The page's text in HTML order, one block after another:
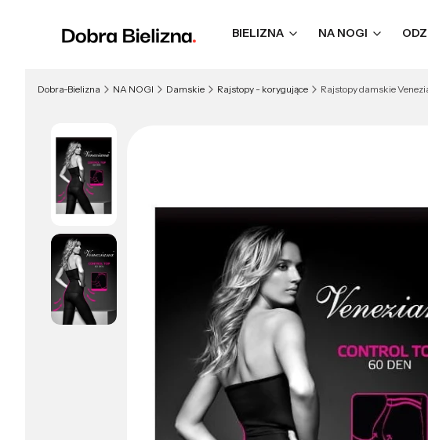
BIELIZNA NA NOGI
Dobra-Bielizna NA NOGI Damskie Rajstopy - korygujące Rajstopy damskie